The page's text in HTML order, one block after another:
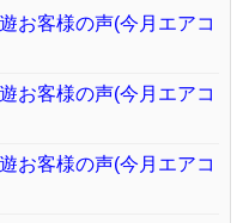
お客様の声(今月エアコ
お客様の声(今月エアコ
お客様の声(今月エアコ